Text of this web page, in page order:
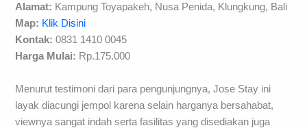
Alamat: Kampung Toyapakeh, Nusa Penida, Klungkung, Bali
Map: Klik Disini
Kontak: 0831 1410 0045
Harga Mulai: Rp.175.000
Menurut testimoni dari para pengunjungnya, Jose Stay ini
layak diacungi jempol karena selain harganya bersahabat,
viewnya sangat indah serta fasilitas yang disediakan juga